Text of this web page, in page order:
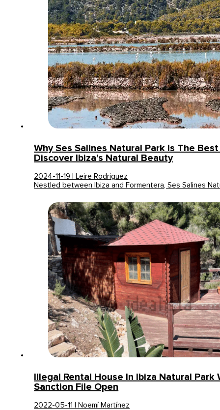
Why Ses Salines Natural Park Is The
Discover Ibiza’s Natural Beauty
2024-11-19 | Leire Rodriguez
Nestled between Ibiza and Formentera, Ses Salines
Illegal Rental House In Ibiza Natural Park
Sanction File Open
2022-05-11 | Noemí Martínez